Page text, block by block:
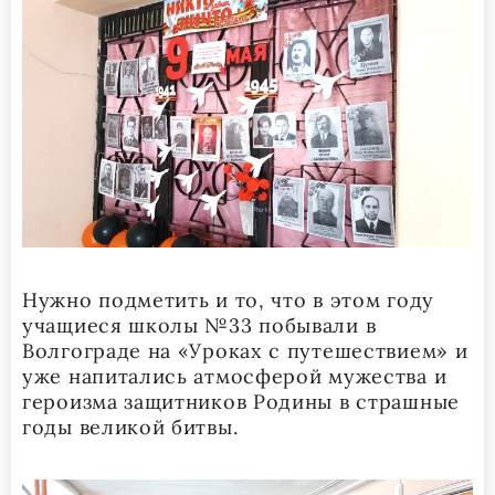
Нужно подметить и то, что в этом году
учащиеся школы №33 побывали в
Волгограде на «Уроках с путешествием» и
уже напитались атмосферой мужества и
героизма защитников Родины в страшные
годы великой битвы.